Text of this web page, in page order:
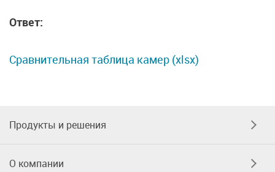
Ответ:
Сравнительная таблица камер (xlsx)
Продукты и решения
О компании